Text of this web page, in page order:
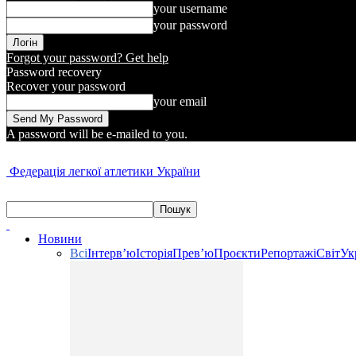
your username
your password
Forgot your password? Get help
Password recovery
Recover your password
your email
A password will be e-mailed to you.
Федерація легкої атлетики України
Новини
ВсіІнтерв’юІсторіяПрев’юПроєктиРепортажіСвіт